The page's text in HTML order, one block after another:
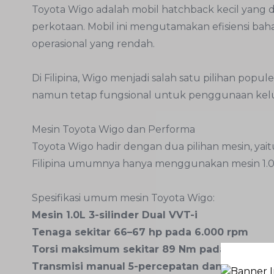
Toyota Wigo adalah mobil hatchback kecil
perkotaan. Mobil ini mengutamakan efisiensi
operasional yang rendah.
Di Filipina, Wigo menjadi salah satu pilihan
namun tetap fungsional untuk penggunaan
Mesin Toyota Wigo dan Performa
Toyota Wigo hadir dengan dua pilihan mesin,
Filipina umumnya hanya menggunakan mesin
Spesifikasi umum mesin Toyota Wigo:
Mesin 1.0L 3-silinder Dual VVT-i
Tenaga sekitar 66–67 hp pada 6.000 rpm
Torsi maksimum sekitar 89 Nm pada 4.400
Transmisi manual 5-percepatan dan